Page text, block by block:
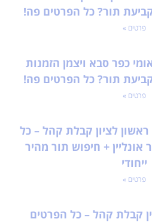
קביעת תור? כל הפרטים פה!
פרטים »
כפר סבא ויצמן הזמנות
קביעת תור? כל הפרטים פה!
פרטים »
לציון קבלת קהל – כל
+ חיפוש תור מהיר
ייחודי
פרטים »
קבלת קהל – כל הפרטים